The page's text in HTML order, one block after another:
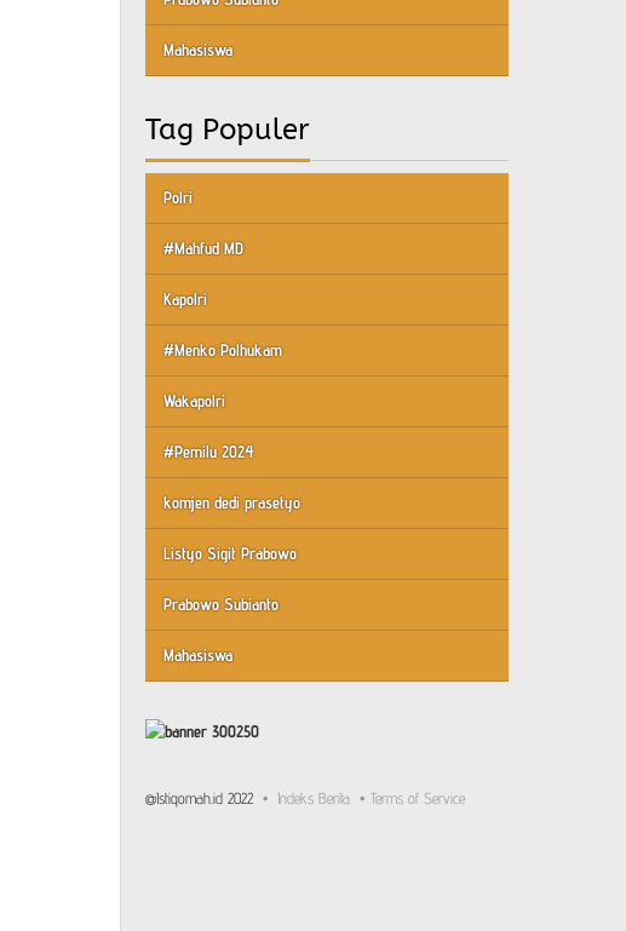
Mahasiswa
Tag Populer
Polri
#Mahfud MD
Kapolri
#Menko Polhukam
Wakapolri
#Pemilu 2024
komjen dedi prasetyo
Listyo Sigit Prabowo
Prabowo Subianto
Mahasiswa
@Istiqomah.id 2022 Indeks Berita Terms of Service